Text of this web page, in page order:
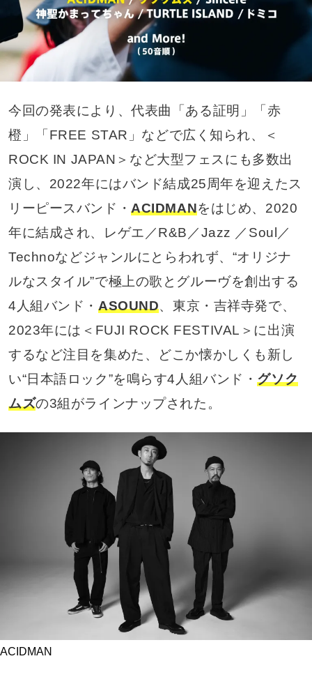
今回の発表により、代表曲「ある証明」「赤
橙」「FREE STAR」などで広く知られ、＜
ROCK IN JAPAN＞など大型フェスにも多数出
演し、2022年にはバンド結成25周年を迎えたス
リーピースバンド・ACIDMANをはじめ、2020
年に結成され、レゲエ／R&B／Jazz ／Soul／
Technoなどジャンルにとらわれず、“オリジナ
ルなスタイル”で極上の歌とグルーヴを創出する
4人組バンド・ ASOUND、東京・吉祥寺発で、
2023年には＜FUJI ROCK FESTIVAL＞に出演
するなど注目を集めた、どこか懐かしくも新し
い“日本語ロック”を鳴らす4人組バンド・グソク
ムズの3組がラインナップされた。
ACIDMAN